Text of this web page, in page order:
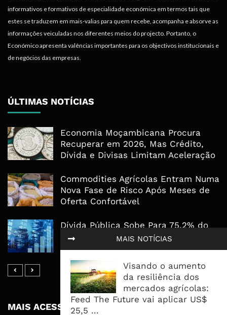
MAIS NOTÍCIAS
Visando o aumento
da resiliência dos
mercados agrícolas:
Feed The Future vai aplicar US$
25,5 ...
informativos e formativos de especialidade económica em termos tais que
estes se traduzem em mais-valias para quem recebe, acompanha e absorve as
informações veiculadas nos diferentes meios do projecto. Portanto, o
Económico apresenta valências importantes para os objectivos institucionais e
de negócios das empresas.
ÚLTIMAS NOTÍCIAS
Economia Moçambicana Procura
Recuperar em 2026, Mas Crédito,
Dívida e Divisas Limitam Aceleração
Commodities Agrícolas Entram Numa
Nova Fase de Risco Após Meses de
Oferta Confortável
Dívida Pública Sobe Para 75,2% do
PIB e Pressão Desloca-se Para o
MAIS ACESSADOS